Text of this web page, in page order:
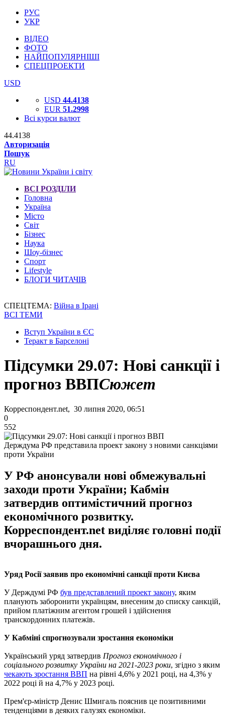
РУС
УКР
ВІДЕО
ФОТО
НАЙПОПУЛЯРНІШІ
СПЕЦПРОЕКТИ
USD
USD 44.4138
EUR 51.2998
Всі курси валют
44.4138
Авторизація
Пошук
RU
ВСІ РОЗДІЛИ
Головна
Україна
Місто
Світ
Бізнес
Наука
Шоу-бізнес
Спорт
Lifestyle
БЛОГИ ЧИТАЧІВ
СПЕЦТЕМА: Війна в Ірані
ВСІ ТЕМИ
Вступ України в ЄС
Теракт в Барселоні
Підсумки 29.07: Нові санкції і
прогноз ВВПСюжет
Корреспондент.net, 30 липня 2020, 06:51
0
552
Держдума РФ представила проект закону з новими санкціями
проти України
У РФ анонсували нові обмежувальні
заходи проти України; Кабмін
затвердив оптимістичний прогноз
економічного розвитку.
Корреспондент.net виділяє головні події
вчорашнього дня.
Уряд Росії заявив про економічні санкції проти Києва
У Держдумі РФ був представлений проект закону, яким
планують заборонити українцям, внесеним до списку санкцій,
прийом платіжним агентом грошей і здійснення
транскордонних платежів.
У Кабміні спрогнозували зростання економіки
Український уряд затвердив Прогноз економічного і
соціального розвитку України на 2021-2023 роки, згідно з яким
чекають зростання ВВП на рівні 4,6% у 2021 році, на 4,3% у
2022 році й на 4,7% у 2023 році.
Прем'єр-міністр Денис Шмигаль пояснив це позитивними
тенденціями в деяких галузях економіки.